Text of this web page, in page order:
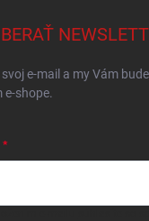
e-mail a my Vám
e-shope.